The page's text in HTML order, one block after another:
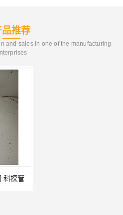
品推荐
and sales in one of the manufacturing
市政自来水管漏水公司 科探管道工程